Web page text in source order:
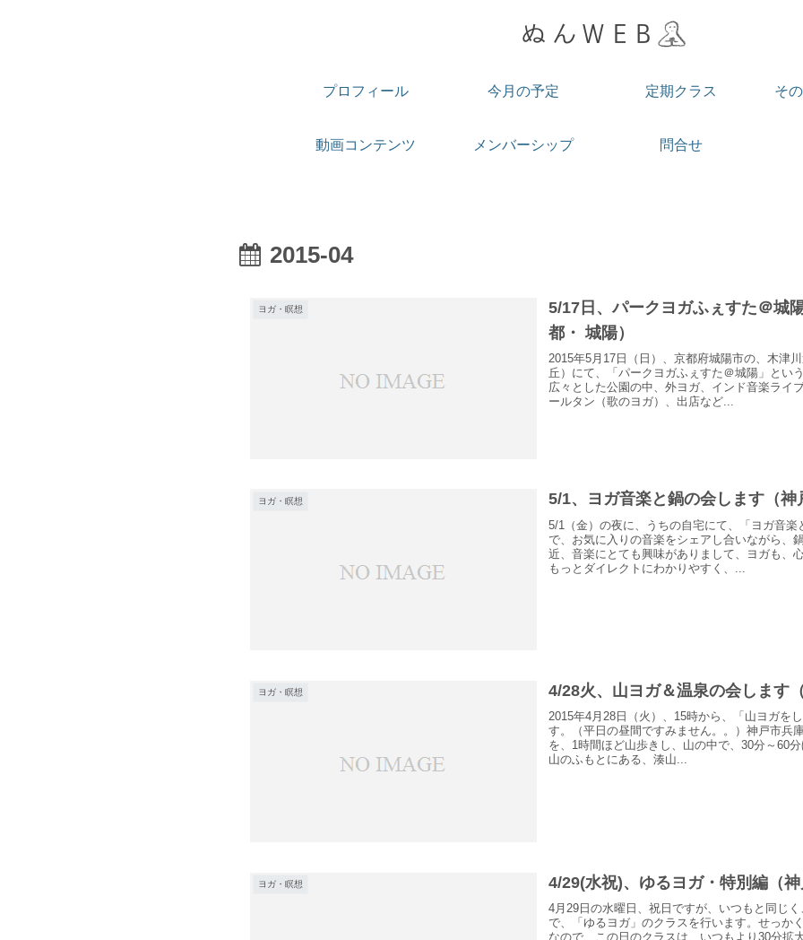
プロフィール 今月の予定 定期クラス そ
動画コンテンツ メンバーシップ 問合せ
2015-04
ヨガ・瞑想
5/17日、パークヨガふぇすた＠城
都・ 城陽）
2015年5月17日（日）、京都府城陽市の、木津
丘）にて、「パークヨガふぇすた＠城陽」とい
広々とした公園の中、外ヨガ、インド音楽ライ
ールタン（歌のヨガ）、出店など...
ヨガ・瞑想 5/1、ヨガ音楽と鍋の会します（神
5/1（金）の夜に、うちの自宅にて、「ヨガ音楽
で、お気に入りの音楽をシェアし合いながら、
近、音楽にとても興味がありまして、ヨガも、
もっとダイレクトにわかりやすく、...
ヨガ・瞑想 4/28火、山ヨガ＆温泉の会します
2015年4月28日（火）、15時から、「山ヨガを
す。（平日の昼間ですみません。。）神戸市兵
を、1時間ほど山歩きし、山の中で、30分～60
山のふもとにある、湊山...
ヨガ・瞑想 4/29(水祝)、ゆるヨガ・特別編（神
4月29日の水曜日、祝日ですが、いつもと同じ
で、「ゆるヨガ」のクラスを行います。せっか
なので、この日のクラスは、いつもより30分拡